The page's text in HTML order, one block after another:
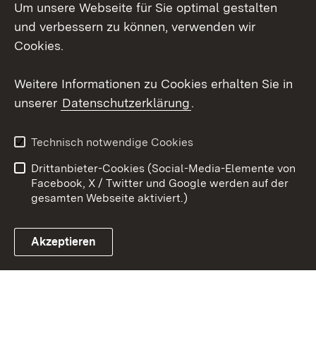
Social Wall
Link zum Landesportal
Barrierefreiheit
Benutzungshinweise
Impressum
Cookies
Um unsere Webseite für Sie optimal gestalten
und verbessern zu können, verwenden wir
Cookies.
Weitere Informationen zu Cookies erhalten Sie in
unserer Datenschutzerklärung.
Technisch notwendige Cookies
Drittanbieter-Cookies (Social-Media-Elemente von
Facebook, X / Twitter und Google werden auf der
gesamten Webseite aktiviert.)
Akzeptieren